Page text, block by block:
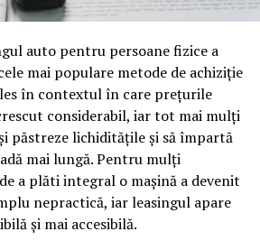
Dacă transcrierea ajunge pe o
exact în limbajul în care se
O pagină pe care
minute ca să
trimite un semnal greu de ignorat.
direct satisfacția, însă timpul
spun ceva despre cât de
auto pentru persoane fizice a
mai populare metode de achiziție
în contextul în care prețurile
considerabil, iar tot mai mulți
păstreze lichiditățile și să împartă
mai lungă. Pentru mulți
a plăti integral o mașină a devenit
nepractică, iar leasingul apare
și mai accesibilă.